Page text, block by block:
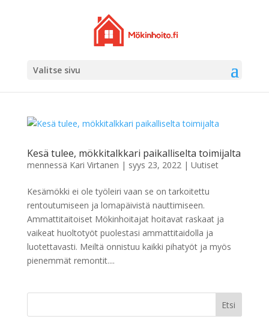
Valitse sivu
Kesä tulee, mökkitalkkari paikalliselta toimijalta
mennessä Kari Virtanen | syys 23, 2022| Uutiset
Kesämökki ei ole työleiri vaan se on tarkoitettu
rentoutumiseen ja lomapäivistä nauttimiseen.
Ammattitaitoiset Mökinhoitajat hoitavat raskaat ja
vaikeat huoltotyöt puolestasi ammattitaidolla ja
luotettavasti. Meiltä onnistuu kaikki pihatyöt ja myös
pienemmät remontit....
Etsi